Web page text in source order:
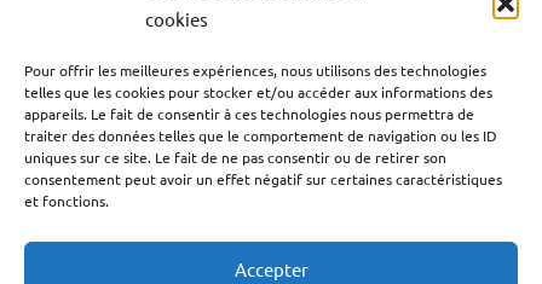
cookies
Pour offrir les meilleures expériences, nous utilisons des technologies
telles que les cookies pour stocker et/ou accéder aux informations des
appareils. Le fait de consentir à ces technologies nous permettra de
traiter des données telles que le comportement de navigation ou les ID
uniques sur ce site. Le fait de ne pas consentir ou de retirer son
consentement peut avoir un effet négatif sur certaines caractéristiques
et fonctions.
Accepter
France
en
Haïti,
Caraïbe
Face
aux
gangs
Navigation
de
l’article
Publication précédente
En Guadeloupe, des produits à base de porc
contaminés par ma bactérie Escherichia Coli
rappelés par LEADER PRICE
Un vent de changement sur New-York nommé